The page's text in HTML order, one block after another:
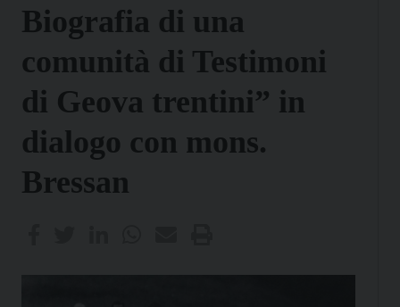
Biografia di una
comunità di Testimoni
di Geova trentini” in
dialogo con mons.
Bressan